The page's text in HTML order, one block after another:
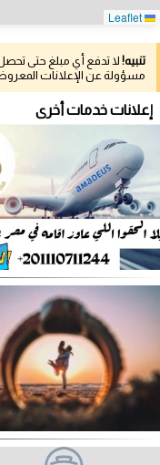
تنبيه! لا تدفع أي مبلغ حتى
مسؤولة عن الإعلانات
إعلانات خدمات أخرى